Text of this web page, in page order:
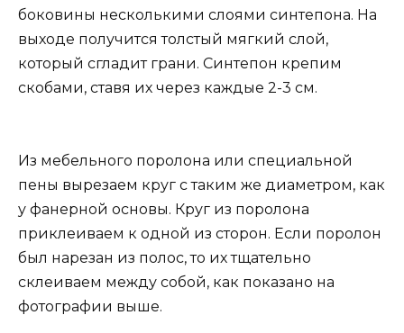
боковины несколькими слоями синтепона. На
выходе получится толстый мягкий слой,
который сгладит грани. Синтепон крепим
скобами, ставя их через каждые 2-3 см.
Из мебельного поролона или специальной
пены вырезаем круг с таким же диаметром, как
у фанерной основы. Круг из поролона
приклеиваем к одной из сторон. Если поролон
был нарезан из полос, то их тщательно
склеиваем между собой, как показано на
фотографии выше.